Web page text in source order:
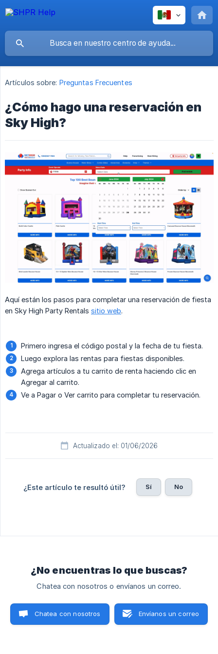
Artículos sobre: Preguntas Frecuentes
¿Cómo hago una reservación en
Sky High?
Aquí están los pasos para completar una reservación de fiesta
en Sky High Party Rentals sitio web.
Primero ingresa el código postal y la fecha de tu fiesta.
Luego explora las rentas para fiestas disponibles.
Agrega artículos a tu carrito de renta haciendo clic en
Agregar al carrito.
Ve a Pagar o Ver carrito para completar tu reservación.
Actualizado el: 01/06/2026
¿Este artículo te resultó útil? Sí No
¿No encuentras lo que buscas?
Chatea con nosotros o envíanos un correo.
Chatea con nosotros Envíanos un correo